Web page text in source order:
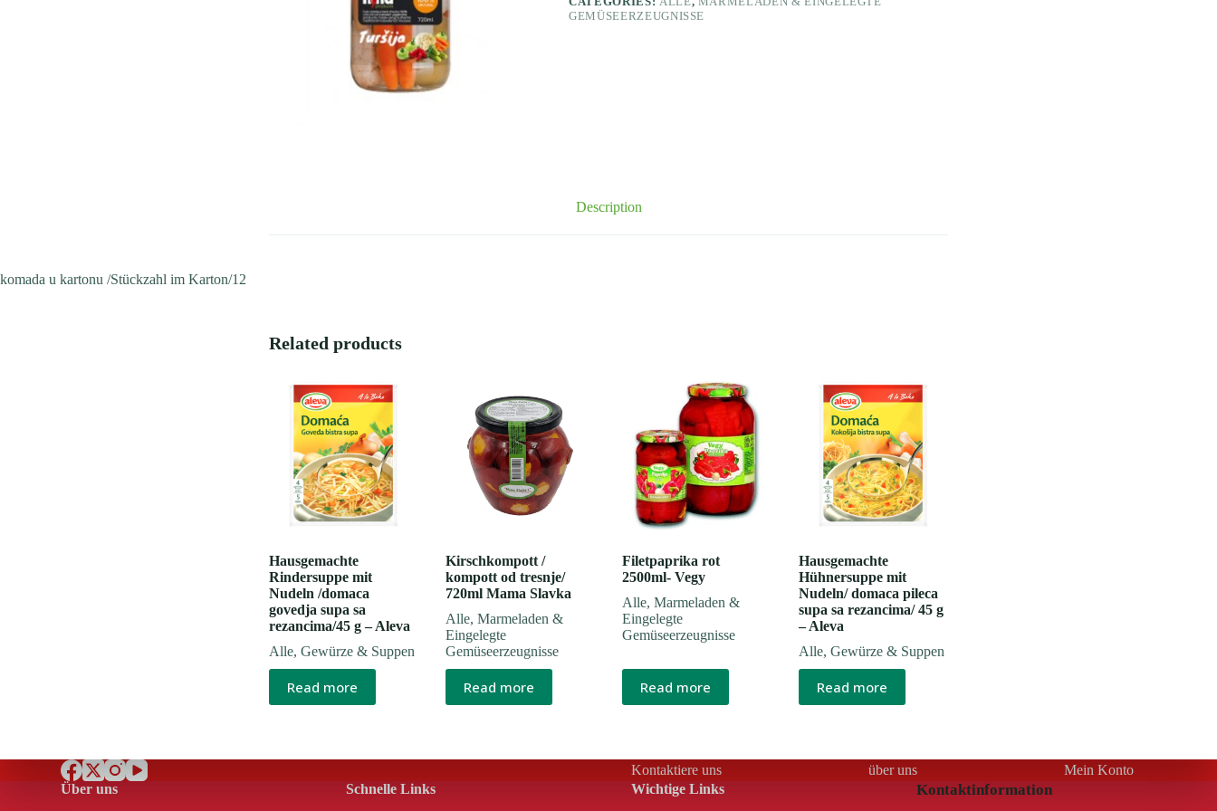
GEMÜSEERZEUGNISSE
Description
komada u kartonu /Stückzahl im Karton/12
Related products
Hausgemachte
Rindersuppe mit
Nudeln /domaca
govedja supa sa
rezancima/45 g – Aleva
Alle, Gewürze & Suppen
Read more
Kirschkompott /
kompott od tresnje/
720ml Mama Slavka
Alle, Marmeladen &
Eingelegte
Gemüseerzeugnisse
Read more
Filetpaprika rot
2500ml- Vegy
Alle, Marmeladen &
Eingelegte
Gemüseerzeugnisse
Read more
Hausgemachte
Hühnersuppe mit
Nudeln/ domaca pileca
supa sa rezancima/ 45 g
– Aleva
Alle, Gewürze & Suppen
Read more
Kontaktiere uns über uns
Mein Konto
Über uns
Schnelle Links
Wichtige Links
Kontaktinformation